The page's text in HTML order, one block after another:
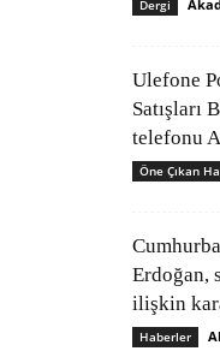
Dergi
Ulefone
Satışları
telefonu
Öne Çıkan
Erdoğan,
ilişkin
Haberler